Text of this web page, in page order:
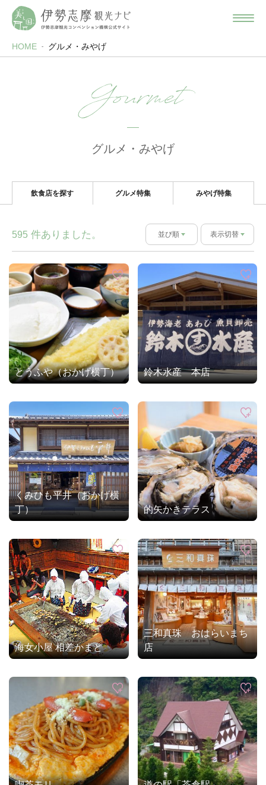
HOME グルメ・みやげ
Gourmet
グルメ・みやげ
飲食店を探す グルメ特集 みやげ特集
595 件ありました。 並び順 表示切替
とうふや（おかげ横丁） 鈴木水産 本店
くみひも平井（おかげ横
丁）
的矢かきテラス
海女小屋 相差かまど
三和真珠 おはらいまち
店